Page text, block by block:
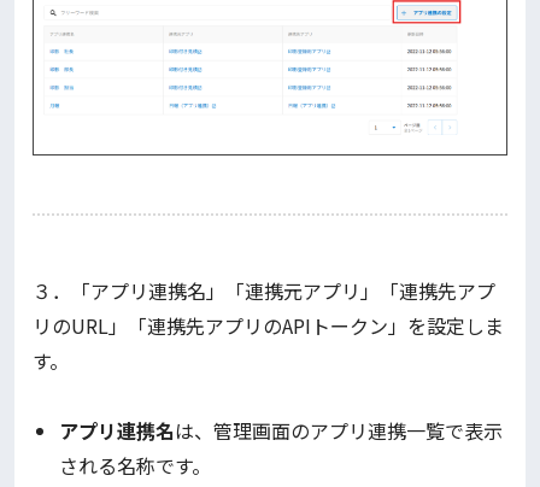
３．「アプリ連携名」「連携元アプリ」「連携先アプ
リのURL」「連携先アプリのAPIトークン」を設定しま
す。
アプリ連携名は、管理画面のアプリ連携一覧で表示
される名称です。